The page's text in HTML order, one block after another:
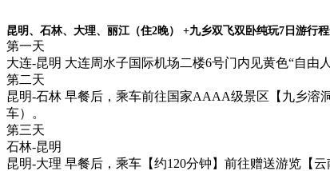
昆明、石林、大理、丽江（住2晚） +九乡双飞双卧纯玩7日游行程
第一天
大连-昆明 大连周水子国际机场二楼6号门内见黄色“自由
第二天
昆明-石林 早餐后，乘车前往国家AAAA级景区【九乡
车）。
第三天
石林-昆明
昆明-大理 早餐后，乘车【约120分钟】前往赠送游览【